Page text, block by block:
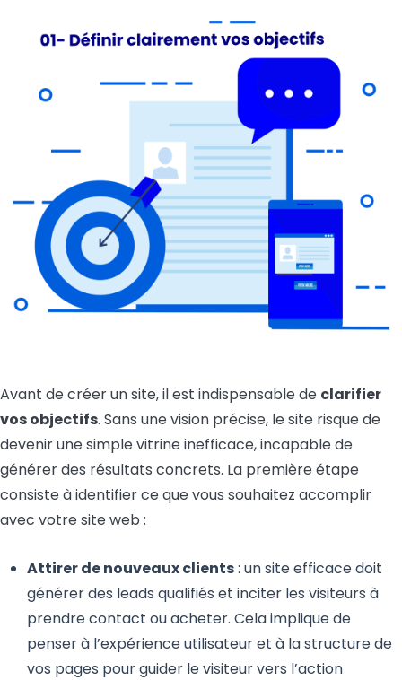
Avant de créer un site, il est indispensable de clarifier
vos objectifs. Sans une vision précise, le site risque de
devenir une simple vitrine inefficace, incapable de
générer des résultats concrets. La première étape
consiste à identifier ce que vous souhaitez accomplir
avec votre site web :
Attirer de nouveaux clients: un site efficace doit
générer des leads qualifiés et inciter les visiteurs à
prendre contact ou acheter. Cela implique de
penser à l’expérience utilisateur et à la structure de
vos pages pour guider le visiteur vers l’action